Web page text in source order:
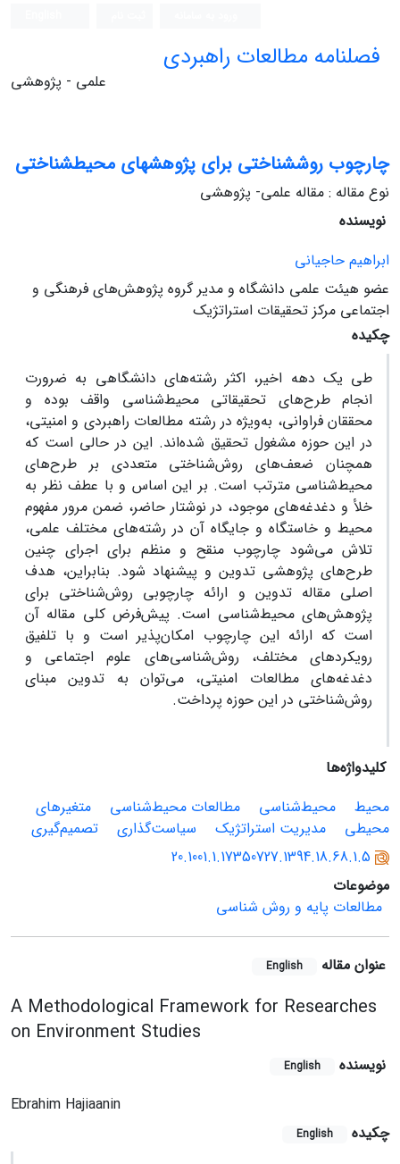
فصلنامه مطالعات راهبردی
علمی - پژوهشی
چارچوب روش‏شناختی برای پژوهش‏‏های محیط‏شناختی
نوع مقاله : مقاله علمی- پژوهشی
نویسنده
ابراهیم حاجیانی
عضو هیئت علمی دانشگاه و مدیر گروه پژوهش‌های فرهنگی و
اجتماعی مرکز تحقیقات استراتژیک
چکیده
طی یک دهه اخیر، اکثر رشته‌های دانشگاهی به ضرورت
انجام طرح‌های تحقیقاتی محیط‌شناسی واقف بوده و
محققان فراوانی، به‌ویژه در رشته مطالعات راهبردی و امنیتی،
در این حوزه مشغول تحقیق شده‌اند. این در حالی است که
همچنان ضعف‌های روش‌شناختی متعددی بر طرح‌های
محیط‌شناسی مترتب است. بر این اساس و با عطف نظر به
خلأ و دغدغه‌های موجود، در نوشتار حاضر، ضمن مرور مفهوم
محیط و خاستگاه و جایگاه آن در رشته‌های مختلف علمی،
تلاش می‌شود چارچوب منقح و منظم برای اجرای چنین
طرح‌های پژوهشی تدوین و پیشنهاد شود. بنابراین، هدف
اصلی مقاله تدوین و ارائه چارچوبی ‌روش‌شناختی برای
پژوهش‌های محیط‌شناسی است. پیش‌فرض کلی مقاله آن
است که ارائه این چارچوب امکان‌پذیر است و با تلفیق
رویکردهای مختلف، روش‌شناسی‌های علوم اجتماعی و
دغدغه‌های مطالعات امنیتی، می‌توان به تدوین مبنای
روش‌شناختی در این حوزه پرداخت.
کلیدواژه‌ها
محیط
محیط‌شناسی مطالعات محیط‌شناسی
متغیرهای
محیطی
مدیریت استراتژیک سیاست‌گذاری
تصمیم‌گیری
20.1001.1.17350727.1394.18.68.1.5
موضوعات
مطالعات پایه و روش شناسی
عنوان مقاله English
A Methodological Framework for Researches
on Environment Studies
نویسنده English
Ebrahim Hajiaanin
چکیده
English